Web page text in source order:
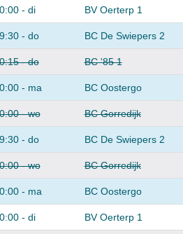
- di BV Oerterp 1
- do BC De Swiepers 2
- do BC '85 1
- ma BC Oostergo
- wo BC Gorredijk
- do BC De Swiepers 2
- wo BC Gorredijk
- ma BC Oostergo
- di BV Oerterp 1